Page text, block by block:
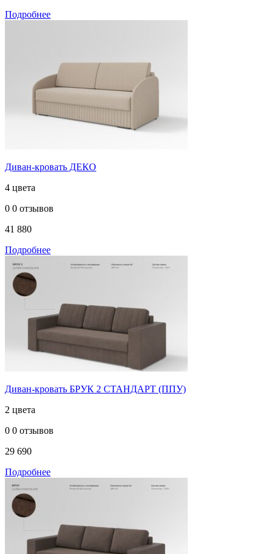
Подробнее
Диван-кровать ДЕКО
4 цвета
0 0 отзывов
41 880
Подробнее
Диван-кровать БРУК 2 СТАНДАРТ (ППУ)
2 цвета
0 0 отзывов
29 690
Подробнее